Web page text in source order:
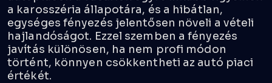
a karosszéria állapotára, és a hibátlan,
egységes fényezés jelentősen növeli a vételi
hajlandóságot. Ezzel szemben afényezés
javítás különösen, ha nem profi módon
történt, könnyen csökkentheti az autó piaci
értékét.